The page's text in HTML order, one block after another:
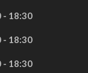
- 18:30
- 18:30
- 18:30